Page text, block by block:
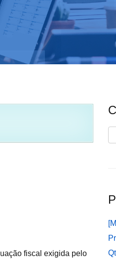
fiscal exigida pelo